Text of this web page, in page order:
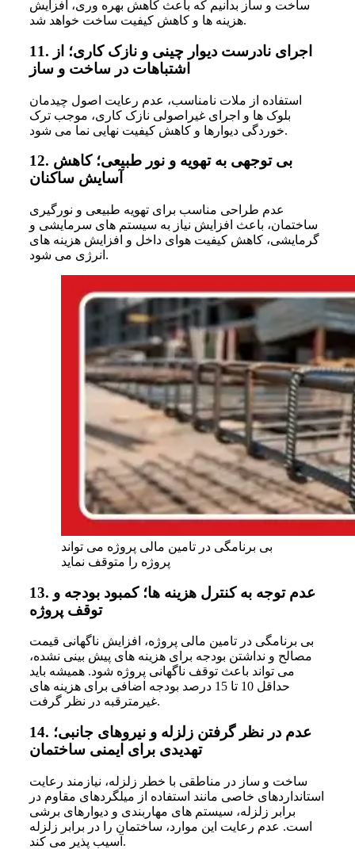
ساخت و ساز بدانیم که باعث کاهش بهره وری، افزایش
هزینه ها و کاهش کیفیت ساخت خواهد شد.
11. اجرای نادرست دیوار چینی و نازک کاری؛ از
اشتباهات در ساخت و ساز
استفاده از ملات نامناسب، عدم رعایت اصول چیدمان
بلوک ها و اجرای غیراصولی نازک کاری، موجب ترک
خوردگی دیوارها و کاهش کیفیت نهایی نما می شود.
12. بی توجهی به تهویه و نور طبیعی؛ کاهش
آسایش ساکنان
عدم طراحی مناسب برای تهویه طبیعی و نورگیری
ساختمان، باعث افزایش نیاز به سیستم های سرمایشی و
گرمایشی، کاهش کیفیت هوای داخل و افزایش هزینه های
انرژی می شود.
بی برنامگی در تامین مالی پروژه می تواند
پروژه را متوقف نماید
13. عدم توجه به کنترل هزینه ها؛ کمبود بودجه و
توقف پروژه
بی برنامگی در تامین مالی پروژه، افزایش ناگهانی قیمت
مصالح و نداشتن بودجه برای هزینه های پیش بینی نشده،
می تواند باعث توقف ناگهانی پروژه شود. همیشه باید
حداقل 10 تا 15 درصد بودجه اضافی برای هزینه های
غیرمترقبه در نظر گرفت.
14. عدم در نظر گرفتن زلزله و نیروهای جانبی؛
تهدیدی برای ایمنی ساختمان
ساخت و ساز در مناطقی با خطر زلزله، نیازمند رعایت
استانداردهای خاصی مانند استفاده از میلگردهای مقاوم در
برابر زلزله، سیستم های مهاربندی و دیوارهای برشی
است. عدم رعایت این موارد، ساختمان را در برابر زلزله
آسیب پذیر می کند.